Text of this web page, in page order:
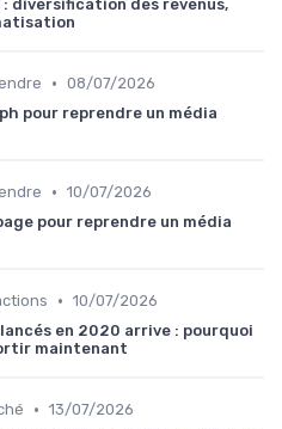
diversification des revenus,
• 08/07/2026
pour reprendre un média
• 10/07/2026
pour reprendre un média
• 10/07/2026
en 2020 arrive : pourquoi
maintenant
• 13/07/2026